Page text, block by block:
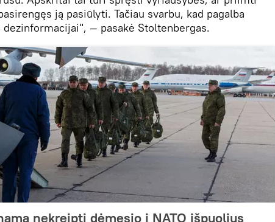
ją pasiūlyti. Tačiau svarbu, kad pagalba
dezinformacijai", — pasakė Stoltenbergas.
nekreipti dėmesio į NATO išpuolius